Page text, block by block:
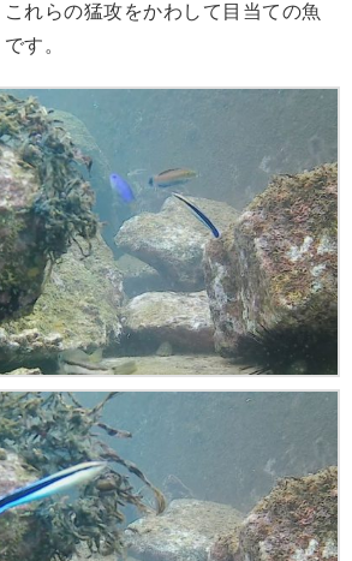
れらの猛攻をかわして目当ての魚
す。